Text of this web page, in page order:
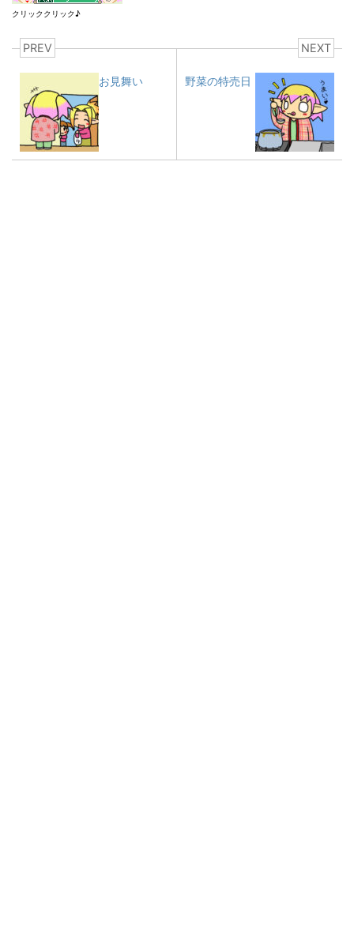
クリッククリック♪
PREV
お見舞い
NEXT
野菜の特売日